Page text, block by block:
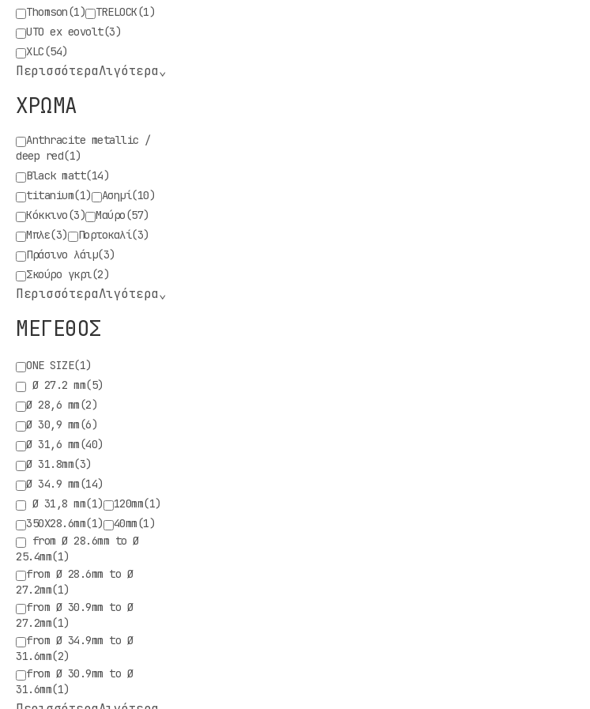
Thomson(1) TRELOCK(1)
UTO ex eovolt(3)
XLC(54)
ΠερισσότεραΛιγότερα⌄
ΧΡΩΜΑ
Anthracite metallic /
deep red(1)
Black matt(14)
titanium(1) Ασημί(10)
Κόκκινο(3) Μαύρο(57)
Μπλε(3) Πορτοκαλί(3)
Πράσινο λάιμ(3)
Σκούρο γκρι(2)
ΠερισσότεραΛιγότερα⌄
ΜΕΓΕΘΟΣ
ONE SIZE(1)
Ø 27.2 mm(5)
Ø 28,6 mm(2)
Ø 30,9 mm(6)
Ø 31,6 mm(40)
Ø 31.8mm(3)
Ø 34.9 mm(14)
Ø 31,8 mm(1) 120mm(1)
350X28.6mm(1) 40mm(1)
from Ø 28.6mm to Ø
25.4mm(1)
from Ø 28.6mm to Ø
27.2mm(1)
from Ø 30.9mm to Ø
27.2mm(1)
from Ø 34.9mm to Ø
31.6mm(2)
from Ø 30.9mm to Ø
31.6mm(1)